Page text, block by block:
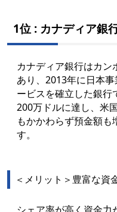
1位 : カナディア銀
カナディア銀行はカ
あり、2013年に日本
ービスを確立した銀行
200万ドルに達し、米
もかかわらず預金額も
す。
＜メリット＞ 豊富な資